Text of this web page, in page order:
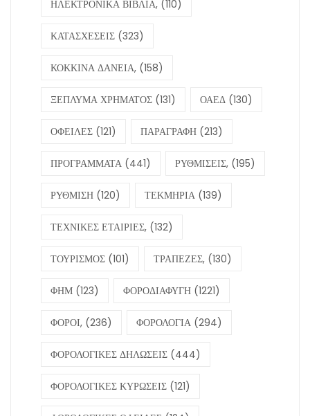
ΗΛΕΚΤΡΟΝΙΚΑ ΒΙΒΛΙΑ, (110)
ΚΑΤΑΣΧΕΣΕΙΣ (323)
ΚΟΚΚΙΝΑ ΔΑΝΕΙΑ, (158)
ΞΕΠΛΥΜΑ ΧΡΗΜΑΤΟΣ (131) ΟΑΕΔ (130)
ΟΦΕΙΛΕΣ (121) ΠΑΡΑΓΡΑΦΗ (213)
ΠΡΟΓΡΑΜΜΑΤΑ (441) ΡΥΘΜΙΣΕΙΣ, (195)
ΡΥΘΜΙΣΗ (120) ΤΕΚΜΗΡΙΑ (139)
ΤΕΧΝΙΚΕΣ ΕΤΑΙΡΙΕΣ, (132)
ΤΟΥΡΙΣΜΟΣ (101) ΤΡΑΠΕΖΕΣ, (130)
ΦΗΜ (123) ΦΟΡΟΔΙΑΦΥΓΗ (1221)
ΦΟΡΟΙ, (236) ΦΟΡΟΛΟΓΙΑ (294)
ΦΟΡΟΛΟΓΙΚΕΣ ΔΗΛΩΣΕΙΣ (444)
ΦΟΡΟΛΟΓΙΚΕΣ ΚΥΡΩΣΕΙΣ (121)